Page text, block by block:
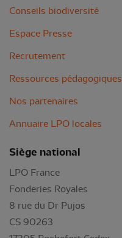
Conseils biodiversité
Espace Presse
Recrutement
Ressources pédagogiques
Nos partenaires
Annuaire LPO locales
Siège national
LPO France
Fonderies Royales
8 rue du Dr Pujos
CS 90263